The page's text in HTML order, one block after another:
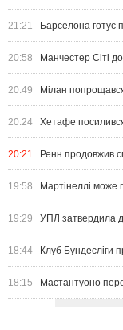
21:21 Барселона готує
20:58 Манчестер Сіті
20:49 Мілан
20:24 Хетафе
20:21 Ренн продовжив
19:58 Мартінеллі може
19:29 УПЛ затвердила
18:44 Клуб Бундесліги
18:15 Мастантуоно